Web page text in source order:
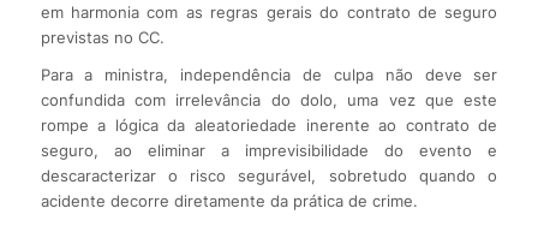
em harmonia com as regras gerais do contrato de seguro
previstas no CC.
Para a ministra, independência de culpa não deve ser
confundida com irrelevância do dolo, uma vez que este
rompe a lógica da aleatoriedade inerente ao contrato de
seguro, ao eliminar a imprevisibilidade do evento e
descaracterizar o risco segurável, sobretudo quando o
acidente decorre diretamente da prática de crime.